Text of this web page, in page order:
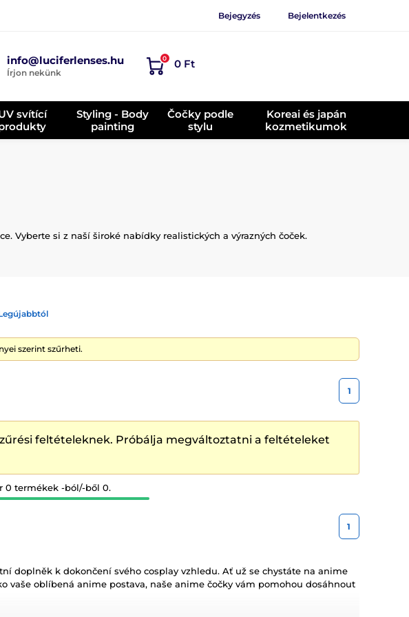
Bejegyzés Bejelentkezés
info@luciferlenses.hu
Írjon nekünk
0 0 Ft
svítící
Styling - Body
painting
Čočky podle
stylu
Koreai és japán
kozmetikumok
Vyberte si z naší široké nabídky realistických a výrazných čoček.
szerint szűrheti.
1
feltételeknek. Próbálja megváltoztatni a feltételeket
0 termékek -ból/-ből 0.
1
doplněk k dokončení svého cosplay vzhledu. Ať už se chystáte na anime
vaše oblíbená anime postava, naše anime čočky vám pomohou dosáhnout